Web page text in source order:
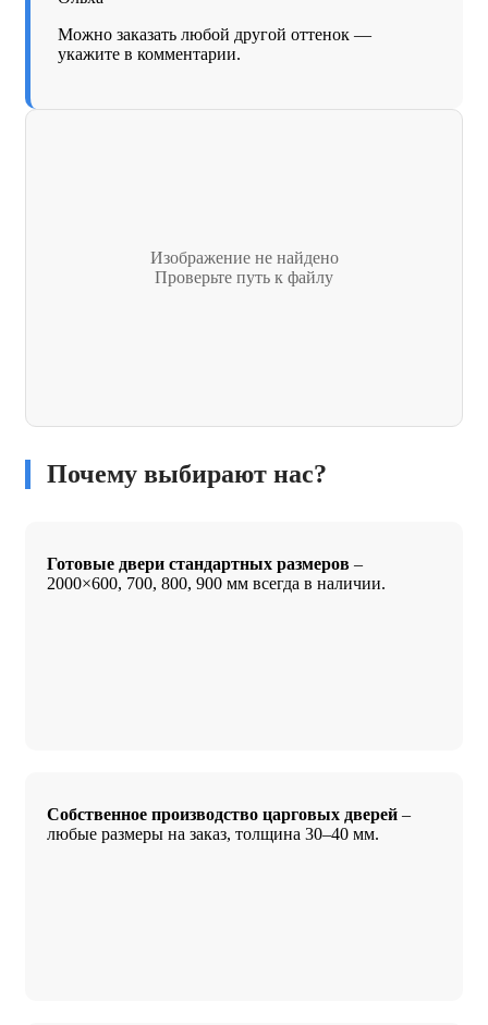
Можно заказать любой другой оттенок —
укажите в комментарии.
Изображение не найдено
Проверьте путь к файлу
Почему выбирают нас?
Готовые двери стандартных размеров –
2000×600, 700, 800, 900 мм всегда в наличии.
Собственное производство царговых дверей –
любые размеры на заказ, толщина 30–40 мм.